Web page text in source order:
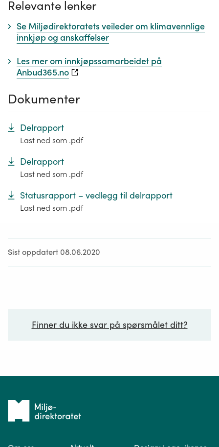
Relevante lenker
Se Miljødirektoratets veileder om klimavennlige
innkjøp og anskaffelser
Les mer om innkjøpssamarbeidet på
Anbud365.no
Dokumenter
Delrapport
Last ned som .pdf
Delrapport
Last ned som .pdf
Statusrapport – vedlegg til delrapport
Last ned som .pdf
Sist oppdatert 08.06.2020
Finner du ikke svar på spørsmålet ditt?
Tilbake